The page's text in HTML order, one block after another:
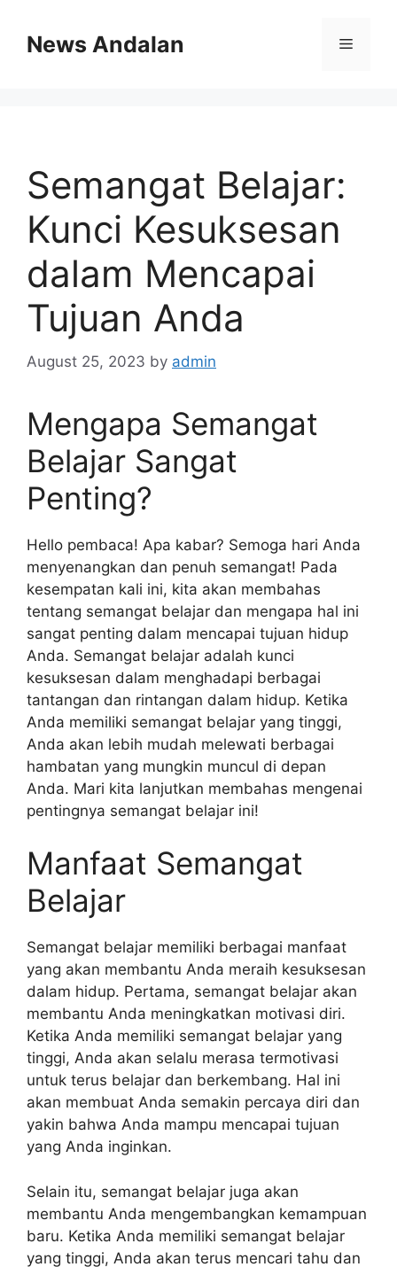
contentNews Andalan Menu
Semangat Belajar:
Kunci Kesuksesan
dalam Mencapai
Tujuan Anda
August 25, 2023 by admin
Mengapa Semangat
Belajar Sangat
Penting?
Hello pembaca! Apa kabar? Semoga hari Anda
menyenangkan dan penuh semangat! Pada
kesempatan kali ini, kita akan membahas
tentang semangat belajar dan mengapa hal ini
sangat penting dalam mencapai tujuan hidup
Anda. Semangat belajar adalah kunci
kesuksesan dalam menghadapi berbagai
tantangan dan rintangan dalam hidup. Ketika
Anda memiliki semangat belajar yang tinggi,
Anda akan lebih mudah melewati berbagai
hambatan yang mungkin muncul di depan
Anda. Mari kita lanjutkan membahas mengenai
pentingnya semangat belajar ini!
Manfaat Semangat
Belajar
Semangat belajar memiliki berbagai manfaat
yang akan membantu Anda meraih kesuksesan
dalam hidup. Pertama, semangat belajar akan
membantu Anda meningkatkan motivasi diri.
Ketika Anda memiliki semangat belajar yang
tinggi, Anda akan selalu merasa termotivasi
untuk terus belajar dan berkembang. Hal ini
akan membuat Anda semakin percaya diri dan
yakin bahwa Anda mampu mencapai tujuan
yang Anda inginkan.
Selain itu, semangat belajar juga akan
membantu Anda mengembangkan kemampuan
baru. Ketika Anda memiliki semangat belajar
yang tinggi, Anda akan terus mencari tahu dan